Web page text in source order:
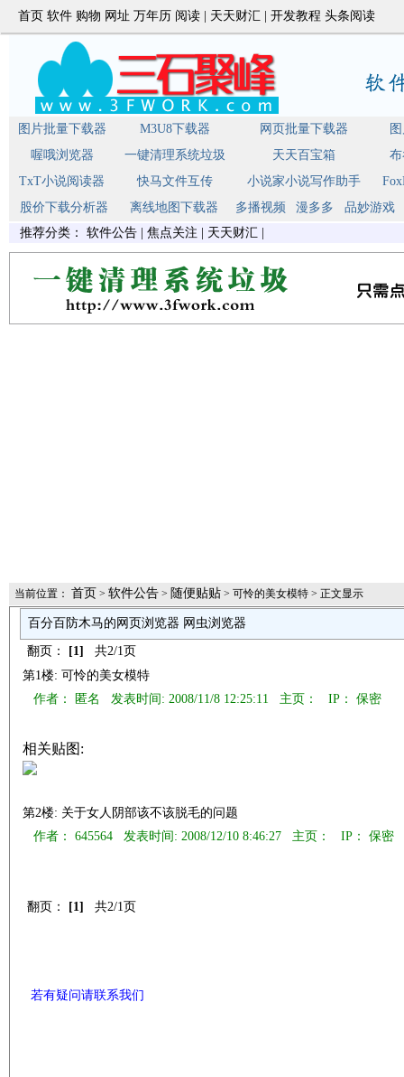
首页 软件 购物 网址 万年历 阅读 天天财汇 开发教程 头条阅读
图片批量下载器 M3U8下载器 网页批量下载器
喔哦浏览器
一键清理系统垃圾 天天百宝箱
TxT小说阅读器
快马文件互传 小说家小说写作助手
股价下载分析器
离线地图下载器 多播视频 漫多多
品妙游戏
推荐分类： 软件公告 焦点关注 天天财汇
当前位置： 首页 > 软件公告 > 随便贴贴 > 可怜的美女模特 > 正文显示
百分百防木马的网页浏览器 网虫浏览器
翻页： [1]
共2/1页
第1楼: 可怜的美女模特
作者： 匿名 发表时间: 2008/11/8 12:25:11 主页：
IP： 保密
相关贴图:
第2楼: 关于女人阴部该不该脱毛的问题
作者： 645564 发表时间: 2008/12/10 8:46:27 主页：
IP： 保密
翻页： [1] 共2/1页
若有疑问请联系我们